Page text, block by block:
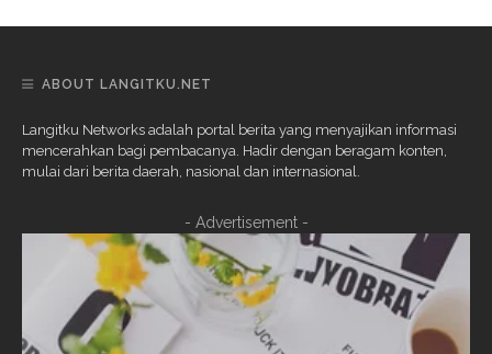
ABOUT LANGITKU.NET
Langitku Networks adalah portal berita yang menyajikan informasi
mencerahkan bagi pembacanya. Hadir dengan beragam konten,
mulai dari berita daerah, nasional dan internasional.
- Advertisement -